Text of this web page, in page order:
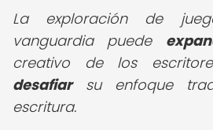
La exploración de
vanguardia puede
creativo de los
desafiarsu enfoque
escritura.